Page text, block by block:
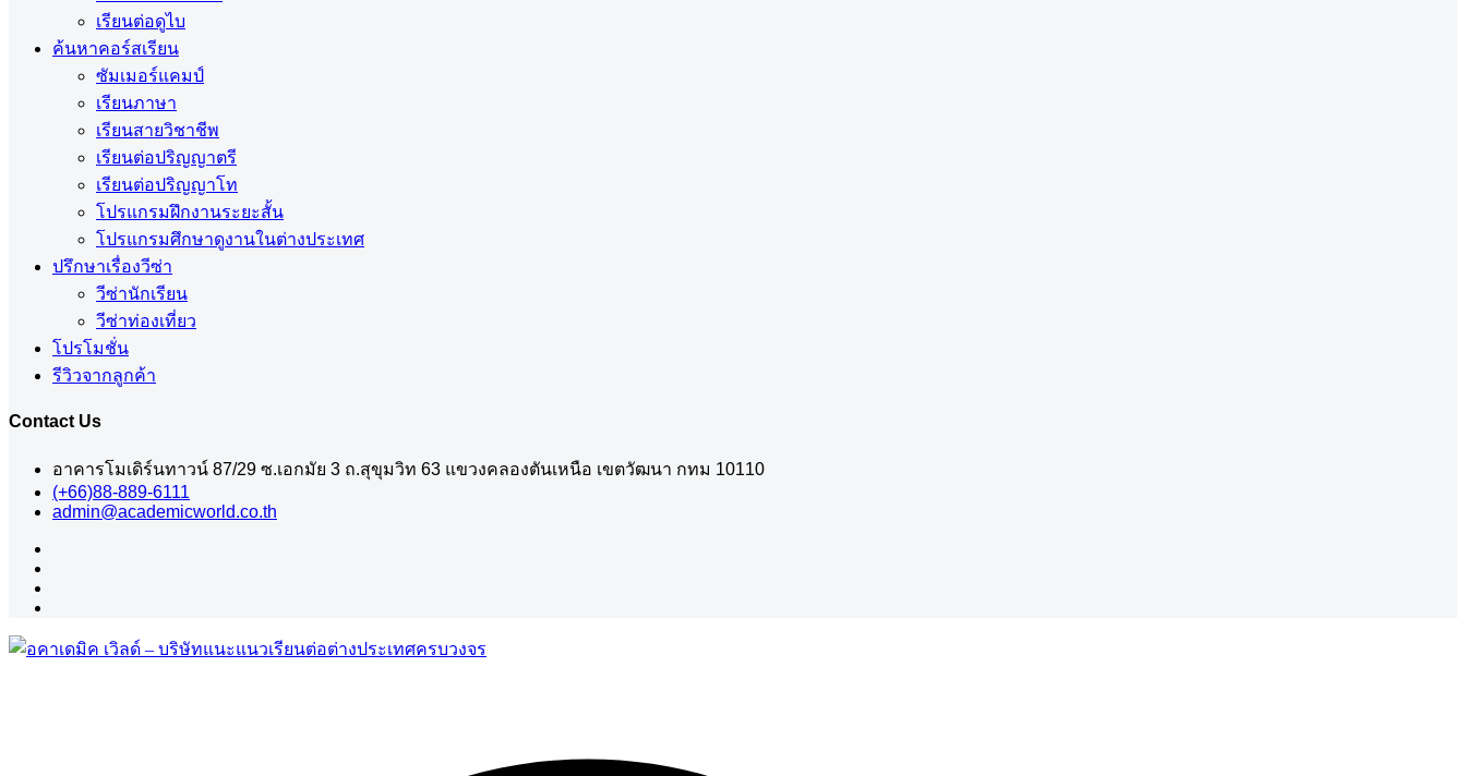
เรียนต่อดูไบ
ค้นหาคอร์สเรียน
ซัมเมอร์แคมป์
เรียนภาษา
เรียนสายวิชาชีพ
เรียนต่อปริญญาตรี
เรียนต่อปริญญาโท
โปรแกรมฝึกงานระยะสั้น
โปรแกรมศึกษาดูงานในต่างประเทศ
ปรึกษาเรื่องวีซ่า
วีซ่านักเรียน
วีซ่าท่องเที่ยว
โปรโมชั่น
รีวิวจากลูกค้า
Contact Us
อาคารโมเดิร์นทาวน์ 87/29 ซ.เอกมัย 3 ถ.สุขุมวิท 63 แขวงคลองตันเหนือ เขตวัฒนา กทม 10110
(+66)88-889-6111
admin@academicworld.co.th